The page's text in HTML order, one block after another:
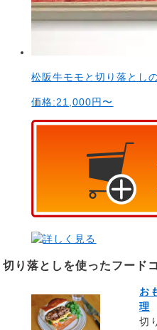
松阪牛モモと切り落とし
価格:21,000円〜
切り落としを使ったフード
お
理
切